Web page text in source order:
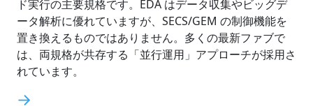
ド実行の主要規格です。EDA はデータ収集やビッグデ
ータ解析に優れていますが、SECS/GEM の制御機能を
置き換えるものではありません。多くの最新ファブで
は、両規格が共存する「並行運用」アプローチが採用さ
れています。